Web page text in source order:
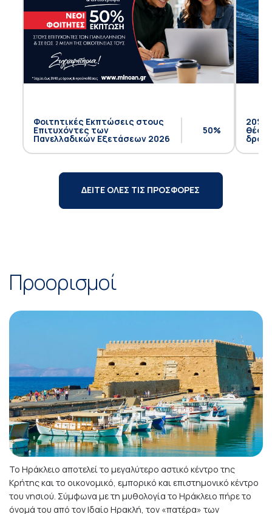
Φοιτητικές Εκπτώσεις στους
Επιτυχόντες των
Πανελλαδικών Εξετάσεων 2026
50%
20%
θέση
ΔΕΙΤΕ ΟΛΕΣ ΤΙΣ ΠΡΟΣΦΟΡΕΣ
Προορισμοί
Το Ηράκλειο αποτελεί το μεγαλύτερο αστικό κέντρο της
Κρήτης και το οικονομικό, εμπορικό και επιστημονικό κέντρο
του νησιού. Σύμφωνα με τη μυθολογία το Ηράκλειο πήρε το
όνομά του από τον Ιδαίο Ηρακλή, τον «πατέρα» των